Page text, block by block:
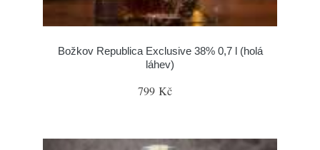
Božkov Republica Exclusive 38% 0,7 l (holá
láhev)
799 Kč